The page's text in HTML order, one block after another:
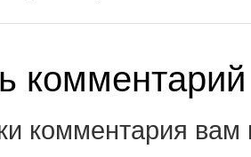
комментарий
комментария